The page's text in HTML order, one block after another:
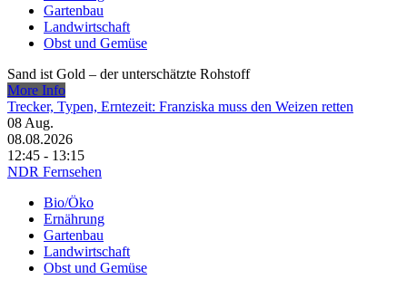
Gartenbau
Landwirtschaft
Obst und Gemüse
Sand ist Gold – der unterschätzte Rohstoff
More Info
Trecker, Typen, Erntezeit: Franziska muss den Weizen retten
08 Aug.
08.08.2026
12:45 - 13:15
NDR Fernsehen
Bio/Öko
Ernährung
Gartenbau
Landwirtschaft
Obst und Gemüse